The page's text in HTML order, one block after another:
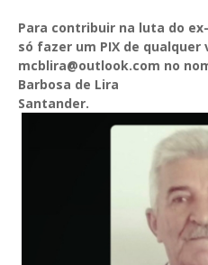
Para contribuir na luta do
só fazer um PIX de qualquer
mcblira@outlook.com no
Barbosa de Lira
Santander.